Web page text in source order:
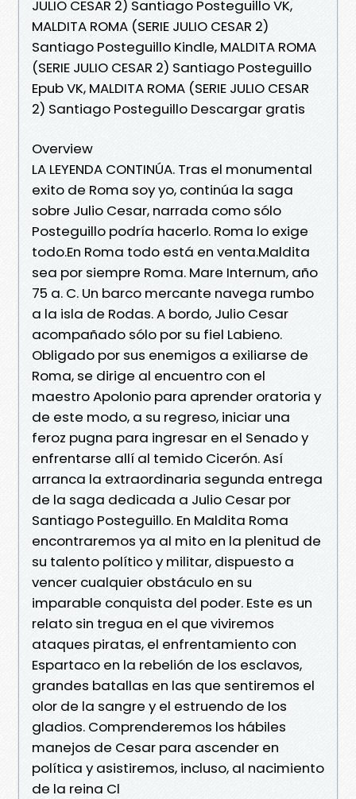
JULIO CESAR 2) Santiago Posteguillo VK,
MALDITA ROMA (SERIE JULIO CESAR 2)
Santiago Posteguillo Kindle, MALDITA ROMA
(SERIE JULIO CESAR 2) Santiago Posteguillo
Epub VK, MALDITA ROMA (SERIE JULIO CESAR
2) Santiago Posteguillo Descargar gratis
Overview
LA LEYENDA CONTINÚA. Tras el monumental
exito de Roma soy yo, continúa la saga
sobre Julio Cesar, narrada como sólo
Posteguillo podría hacerlo. Roma lo exige
todo.En Roma todo está en venta.Maldita
sea por siempre Roma. Mare Internum, año
75 a. C. Un barco mercante navega rumbo
a la isla de Rodas. A bordo, Julio Cesar
acompañado sólo por su fiel Labieno.
Obligado por sus enemigos a exiliarse de
Roma, se dirige al encuentro con el
maestro Apolonio para aprender oratoria y
de este modo, a su regreso, iniciar una
feroz pugna para ingresar en el Senado y
enfrentarse allí al temido Cicerón. Así
arranca la extraordinaria segunda entrega
de la saga dedicada a Julio Cesar por
Santiago Posteguillo. En Maldita Roma
encontraremos ya al mito en la plenitud de
su talento político y militar, dispuesto a
vencer cualquier obstáculo en su
imparable conquista del poder. Este es un
relato sin tregua en el que viviremos
ataques piratas, el enfrentamiento con
Espartaco en la rebelión de los esclavos,
grandes batallas en las que sentiremos el
olor de la sangre y el estruendo de los
gladios. Comprenderemos los hábiles
manejos de Cesar para ascender en
política y asistiremos, incluso, al nacimiento
de la reina Cl